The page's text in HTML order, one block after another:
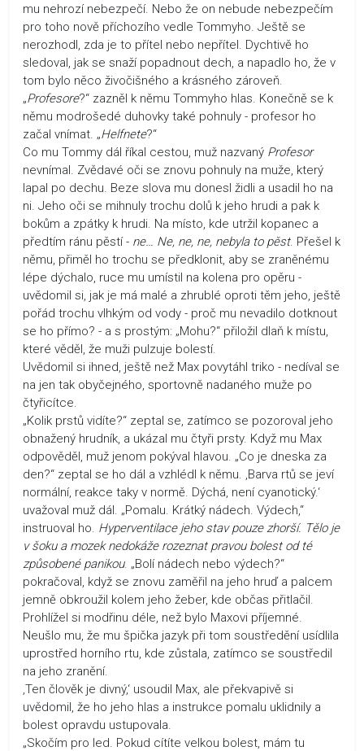
mu nehrozí nebezpečí. Nebo že on nebude nebezpečím
pro toho nově příchozího vedle Tommyho. Ještě se
nerozhodl, zda je to přítel nebo nepřítel. Dychtivě ho
sledoval, jak se snaží popadnout dech, a napadlo ho, že v
tom bylo něco živočišného a krásného zároveň.
„Profesore?“ zazněl k němu Tommyho hlas. Konečně se k
němu modrošedé duhovky také pohnuly - profesor ho
začal vnímat. „Helfnete?“
Co mu Tommy dál říkal cestou, muž nazvaný Profesor
nevnímal. Zvědavé oči se znovu pohnuly na muže, který
lapal po dechu. Beze slova mu donesl židli a usadil ho na
ni. Jeho oči se mihnuly trochu dolů k jeho hrudi a pak k
bokům a zpátky k hrudi. Na místo, kde utržil kopanec a
předtím ránu pěstí - ne… Ne, ne, ne, nebyla to pěst. Přešel k
němu, přiměl ho trochu se předklonit, aby se zraněnému
lépe dýchalo, ruce mu umístil na kolena pro opěru -
uvědomil si, jak je má malé a zhrublé oproti těm jeho, ještě
pořád trochu vlhkým od vody - proč mu nevadilo dotknout
se ho přímo? - a s prostým: „Mohu?“ přiložil dlaň k místu,
které věděl, že muži pulzuje bolestí.
Uvědomil si ihned, ještě než Max povytáhl triko - nedíval se
na jen tak obyčejného, sportovně nadaného muže po
čtyřicítce.
„Kolik prstů vidíte?“ zeptal se, zatímco se pozoroval jeho
obnažený hrudník, a ukázal mu čtyři prsty. Když mu Max
odpověděl, muž jenom pokýval hlavou. „Co je dneska za
den?“ zeptal se ho dál a vzhlédl k němu. ‚Barva rtů se jeví
normální, reakce taky v normě. Dýchá, není cyanotický.‘
uvažoval muž dál. „Pomalu. Krátký nádech. Výdech,“
instruoval ho. Hyperventilace jeho stav pouze zhorší. Tělo je
v šoku a mozek nedokáže rozeznat pravou bolest od té
způsobené panikou. „Bolí nádech nebo výdech?“
pokračoval, když se znovu zaměřil na jeho hruď a palcem
jemně obkroužil kolem jeho žeber, kde občas přitlačil.
Prohlížel si modřinu déle, než bylo Maxovi příjemné.
Neušlo mu, že mu špička jazyk při tom soustředění usídlila
uprostřed horního rtu, kde zůstala, zatímco se soustředil
na jeho zranění.
‚Ten člověk je divný,‘ usoudil Max, ale překvapivě si
uvědomil, že ho jeho hlas a instrukce pomalu uklidnily a
bolest opravdu ustupovala.
„Skočím pro led. Pokud cítíte velkou bolest, mám tu